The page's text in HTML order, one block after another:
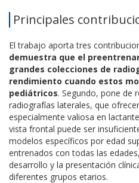
Principales
El trabajo aporta tres
demuestra que el
grandes colecciones de
rendimiento cuando estos
pediátricos. Segundo, pone de
radiografías laterales, que
especialmente valiosa en
vista frontal puede ser
modelos específicos por edad
entrenados con todas las
desarrollo y la presentación
diferentes grupos etarios.